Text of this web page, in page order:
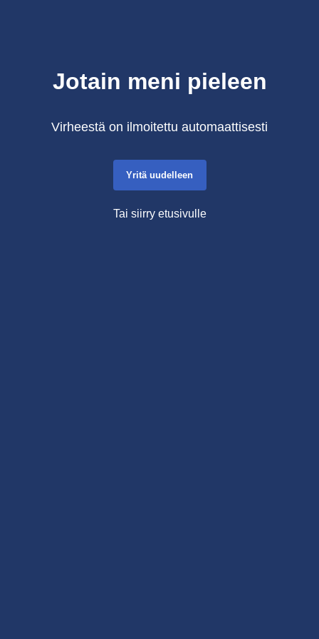
Jotain meni pieleen
Virheestä on ilmoitettu automaattisesti
Yritä uudelleen
Tai siirry etusivulle